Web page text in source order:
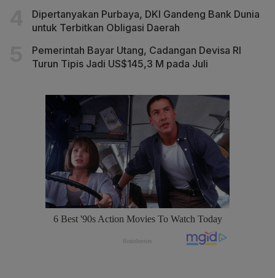
Dipertanyakan Purbaya, DKI Gandeng Bank Dunia
untuk Terbitkan Obligasi Daerah
Pemerintah Bayar Utang, Cadangan Devisa RI
Turun Tipis Jadi US$145,3 M pada Juli